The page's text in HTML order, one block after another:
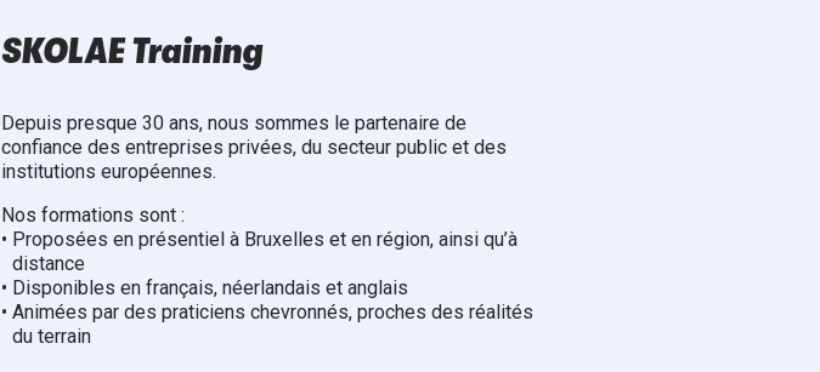
SKOLAE Training
Depuis presque 30 ans, nous sommes le partenaire de
confiance des entreprises privées, du secteur public et des
institutions européennes.
Nos formations sont :
• Proposées en présentiel à Bruxelles et en région, ainsi qu’à
distance
• Disponibles en français, néerlandais et anglais
• Animées par des praticiens chevronnés, proches des réalités
du terrain